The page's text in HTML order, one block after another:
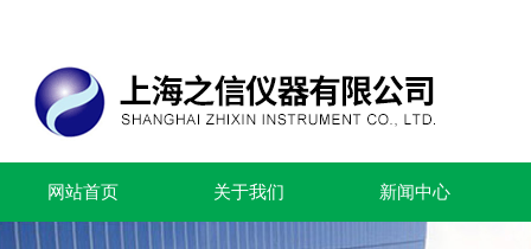
网站首页 关于我们 新闻中心